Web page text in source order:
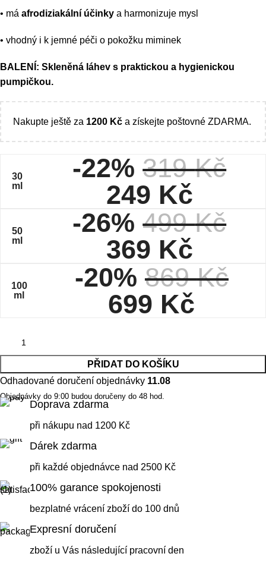
• má afrodiziakální účinky a harmonizuje mysl
• vhodný i k jemné péči o pokožku miminek
BALENÍ: Skleněná láhev s praktickou a hygienickou
pumpičkou.
Nakupte ještě za 1200 Kč a získejte poštovné ZDARMA.
30
ml
-22% 319Kč
249 Kč
50
ml
-26% 499Kč
369 Kč
100
ml
-20% 869Kč
699 Kč
PŘIDAT DO KOŠÍKU
Odhadované doručení objednávky 11.08
Objednávky do 9:00 budou doručeny do 48 hod.
Doprava zdarma
při nákupu nad 1200 Kč
Dárek zdarma
při každé objednávce nad 2500 Kč
100% garance spokojenosti
bezplatné vrácení zboží do 100 dnů
Expresní doručení
zboží u Vás následující pracovní den